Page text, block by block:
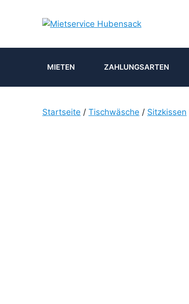
MIETEN ZAHLUNGSARTEN
Startseite / Tischwäsche / Sitzkissen